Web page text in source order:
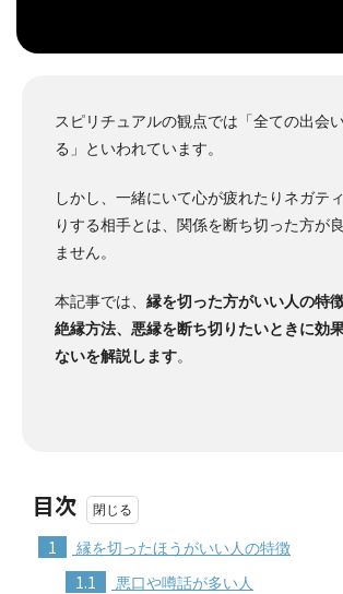
スピリチュアルの観点では「全ての出会
る」といわれています。
しかし、一緒にいて心が疲れたりネガテ
りする相手とは、関係を断ち切った方が
ません。
本記事では、 縁を切った方がいい人の特
絶縁方法、悪縁を断ち切りたいときに効
ないを解説します。
目次
1 縁を切ったほうがいい人の特徴
1.1 悪口や噂話が多い人